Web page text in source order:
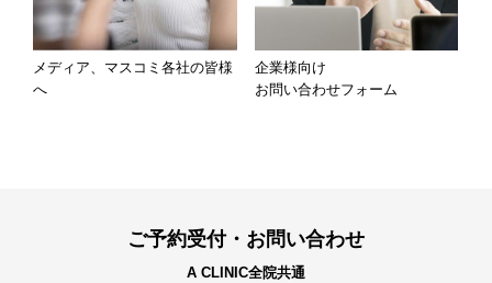
メディア、マスコミ各社の皆様
へ
企業様向け
お問い合わせフォーム
ご予約受付・お問い合わせ
A CLINIC全院共通